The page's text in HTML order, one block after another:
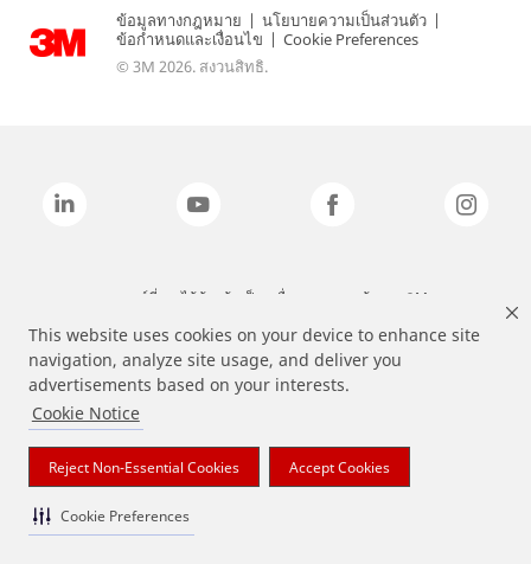
This website uses cookies on your device to enhance site
navigation, analyze site usage, and deliver you
advertisements based on your interests.
Cookie Notice
Reject Non-Essential Cookies Accept Cookies
Cookie Preferences
ข้อมูลทางกฎหมาย | นโยบายความเป็นส่วนตัว |
ข้อกำหนดและเงื่อนไข | Cookie Preferences
© 3M 2026. สงวนสิทธิ.
แบรนด์ที่ระบุไว้ข้างต้นเป็นเครื่องหมายการค้าของ 3M